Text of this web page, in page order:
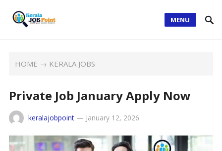
MENU
HOME → KERALA JOBS
Private Job January Apply Now
keralajobpoint— January 12, 2026